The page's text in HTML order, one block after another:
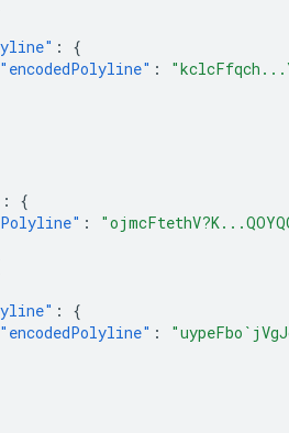
:
{
"encodedPolyline" :
:
{
:
:
{
"encodedPolyline" :